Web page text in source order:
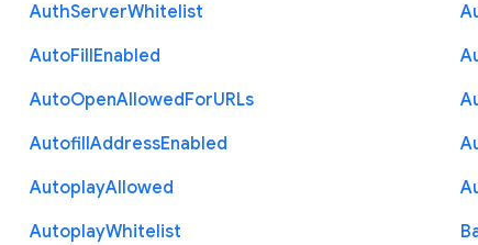
AuthServerWhitelist
AutoFillEnabled
AutoOpenAllowedForURLs
AutofillAddressEnabled
AutoplayAllowed
AutoplayWhitelist